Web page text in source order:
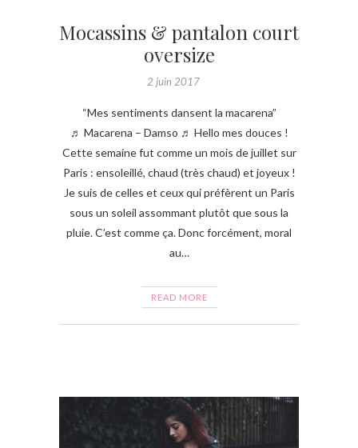
Mocassins & pantalon court
oversize
2 juin 2017
“Mes sentiments dansent la macarena”
♬ Macarena – Damso ♬ Hello mes douces !
Cette semaine fut comme un mois de juillet sur
Paris : ensoleillé, chaud (très chaud) et joyeux !
Je suis de celles et ceux qui préfèrent un Paris
sous un soleil assommant plutôt que sous la
pluie. C’est comme ça. Donc forcément, moral
au…
READ MORE